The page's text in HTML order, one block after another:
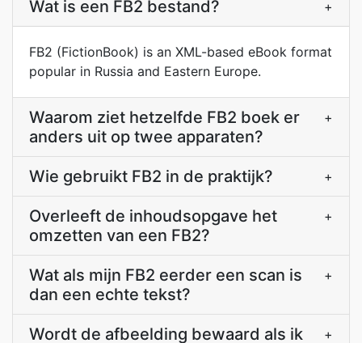
Wat is een FB2 bestand? +
FB2 (FictionBook) is an XML-based eBook format
popular in Russia and Eastern Europe.
Waarom ziet hetzelfde FB2 boek er
anders uit op twee apparaten?
+
Wie gebruikt FB2 in de praktijk? +
Overleeft de inhoudsopgave het
omzetten van een FB2?
+
Wat als mijn FB2 eerder een scan is
dan een echte tekst?
+
Wordt de afbeelding bewaard als ik
+